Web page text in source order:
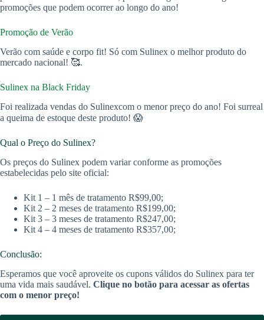
promoções que podem ocorrer ao longo do ano!
Promoção de Verão
Verão com saúde e corpo fit! Só com Sulinex o melhor produto do
mercado nacional! 🥰.
Sulinex na Black Friday
Foi realizada vendas do Sulinexcom o menor preço do ano! Foi surreal
a queima de estoque deste produto! 😱
Qual o Preço do Sulinex?
Os preços do Sulinex podem variar conforme as promoções
estabelecidas pelo site oficial:
Kit 1 – 1 mês de tratamento R$99,00;
Kit 2 – 2 meses de tratamento R$199,00;
Kit 3 – 3 meses de tratamento R$247,00;
Kit 4 – 4 meses de tratamento R$357,00;
Conclusão:
Esperamos que você aproveite os cupons válidos do Sulinex para ter
uma vida mais saudável. Clique no botão para acessar as ofertas
com o menor preço!